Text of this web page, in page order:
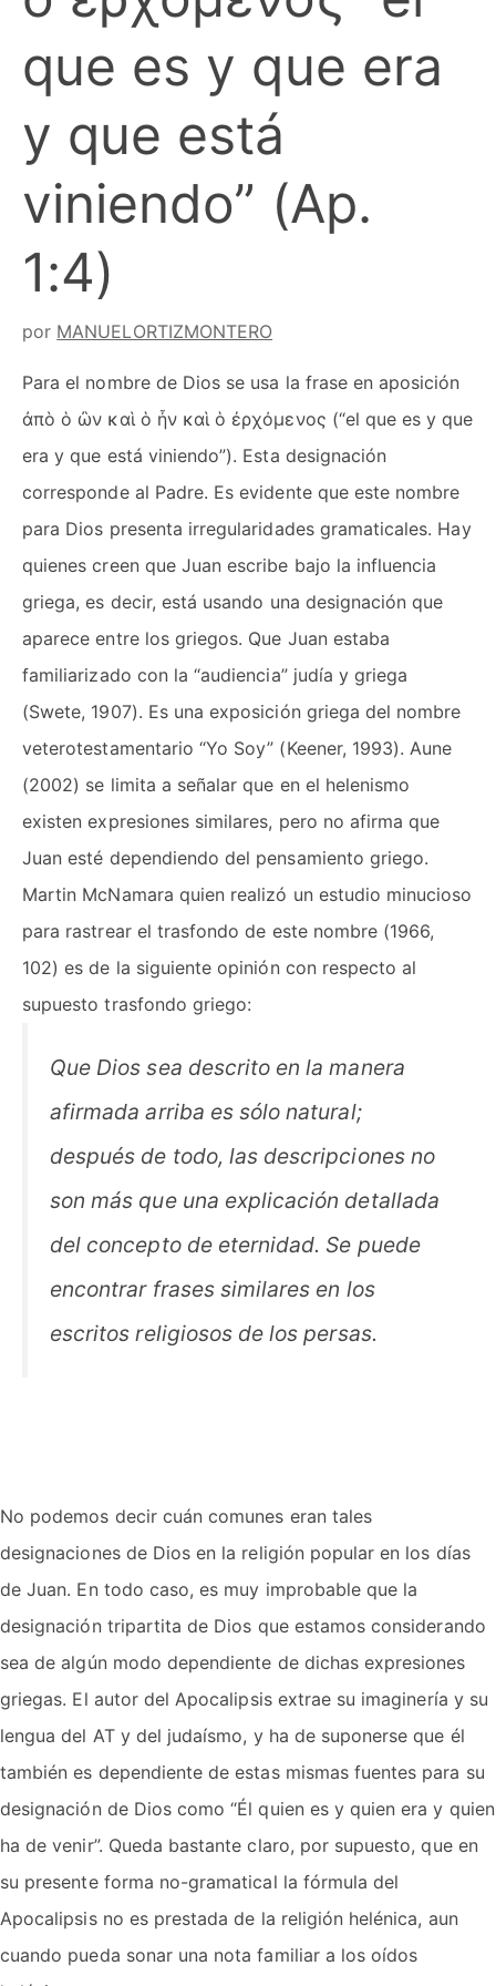
que es y que era
y que está
viniendo” (Ap.
1:4)
por MANUELORTIZMONTERO
Para el nombre de Dios se usa la frase en aposición
ἀπὸ ὁ ὢν καὶ ὁ ἦν καὶ ὁ ἐρχόμενος (“el que es y que
era y que está viniendo”). Esta designación
corresponde al Padre. Es evidente que este nombre
para Dios presenta irregularidades gramaticales. Hay
quienes creen que Juan escribe bajo la influencia
griega, es decir, está usando una designación que
aparece entre los griegos. Que Juan estaba
familiarizado con la “audiencia” judía y griega
(Swete, 1907). Es una exposición griega del nombre
veterotestamentario “Yo Soy” (Keener, 1993). Aune
(2002) se limita a señalar que en el helenismo
existen expresiones similares, pero no afirma que
Juan esté dependiendo del pensamiento griego.
Martin McNamara quien realizó un estudio minucioso
para rastrear el trasfondo de este nombre (1966,
102) es de la siguiente opinión con respecto al
supuesto trasfondo griego:
Que Dios sea descrito en la manera
afirmada arriba es sólo natural;
después de todo, las descripciones no
son más que una explicación detallada
del concepto de eternidad. Se puede
encontrar frases similares en los
escritos religiosos de los persas.
No podemos decir cuán comunes eran tales
designaciones de Dios en la religión popular en los días
de Juan. En todo caso, es muy improbable que la
designación tripartita de Dios que estamos considerando
sea de algún modo dependiente de dichas expresiones
griegas. El autor del Apocalipsis extrae su imaginería y su
lengua del AT y del judaísmo, y ha de suponerse que él
también es dependiente de estas mismas fuentes para su
designación de Dios como “Él quien es y quien era y quien
ha de venir”. Queda bastante claro, por supuesto, que en
su presente forma no-gramatical la fórmula del
Apocalipsis no es prestada de la religión helénica, aun
cuando pueda sonar una nota familiar a los oídos